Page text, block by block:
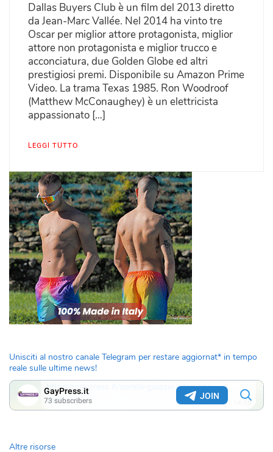
Dallas Buyers Club è un film del 2013 diretto
da Jean-Marc Vallée. Nel 2014 ha vinto tre
Oscar per miglior attore protagonista, miglior
attore non protagonista e miglior trucco e
acconciatura, due Golden Globe ed altri
prestigiosi premi. Disponibile su Amazon Prime
Video. La trama Texas 1985. Ron Woodroof
(Matthew McConaughey) è un elettricista
appassionato […]
LEGGI TUTTO
Unisciti al nostro canale Telegram per restare aggiornat* in tempo
reale sulle ultime news!
Altre risorse